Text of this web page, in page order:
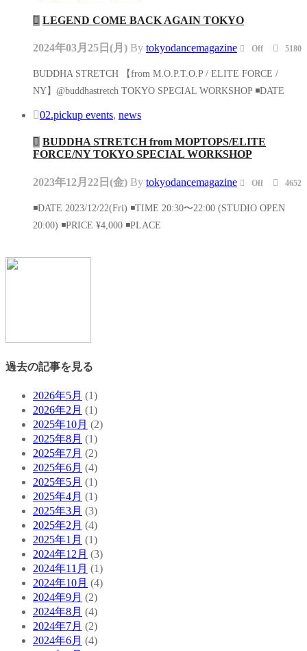
LEGEND COME BACK AGAIN TOKYO
2024年03月25日(月) By tokyodancemagazine Off 5180
BUDDHA STRETCH 【from M.O.P.T.O.P / ELITE FORCE /
NY】@buddhastretch TOKYO SPECIAL WORKSHOP ◾️DATE
02.pickup events, news
BUDDHA STRETCH from MOPTOPS/ELITE
FORCE/NY TOKYO SPECIAL WORKSHOP
2023年12月22日(金) By tokyodancemagazine Off 4652
◾️DATE 2023/12/22(Fri) ◾️TIME 20:30〜22:00 (STUDIO OPEN
20:00) ◾️PRICE ¥4,000 ◾️PLACE
過去の記事を見る
2026年5月 (1)
2026年2月 (1)
2025年10月 (2)
2025年8月 (1)
2025年7月 (2)
2025年6月 (4)
2025年5月 (1)
2025年4月 (1)
2025年3月 (3)
2025年2月 (4)
2025年1月 (1)
2024年12月 (3)
2024年11月 (1)
2024年10月 (4)
2024年9月 (2)
2024年8月 (4)
2024年7月 (2)
2024年6月 (4)